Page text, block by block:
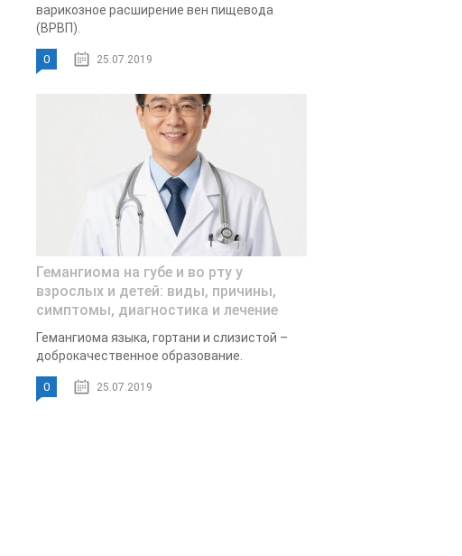
варикозное расширение вен пищевода
(ВРВП).
0 25.07.2019
Гемангиома на губе и во рту у
взрослых и детей: виды, причины,
симптомы, диагностика и лечение
Гемангиома языка, гортани и слизистой –
доброкачественное образование.
0 25.07.2019